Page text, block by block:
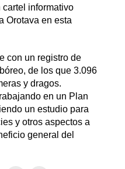
informativo
Orotava en esta
con un registro de
de los que 3.096
y dragos.
en un Plan
un estudio para
y otros aspectos a
general del